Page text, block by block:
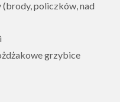
policzków, nad
grzybice